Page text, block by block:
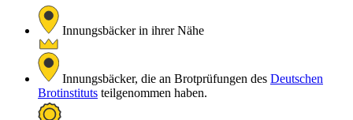
Innungsbäcker in ihrer Nähe
Innungsbäcker, die an Brotprüfungen des Deutschen
Brotinstituts teilgenommen haben.